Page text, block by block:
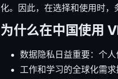
化。因此，在选择和使用时，
为什么在中国使用
数据隐私日益重要：个
工作和学习的全球化需